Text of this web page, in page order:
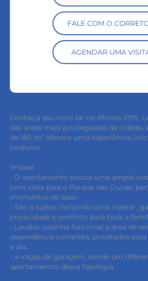
FALE COM O
AGENDAR UMA
Conheça seu novo lar no Afonso 1095.
das áreas mais privilegiadas da cidade,
de 180 m² oferece uma experiência
conforto.
Imóvel:
- O apartamento possui uma ampla
com vista para o Parque das Dunas,
momentos de lazer.
- São 4 suítes, incluindo uma master,
privacidade e conforto para toda a
- Lavabo, cozinha funcional e área de
dependência completa, projetados
a dia.
- 4 vagas de garagem, sendo um
apartamentos dessa tipologia.